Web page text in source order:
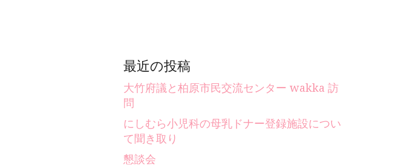
最近の投稿
大竹府議と柏原市民交流センター wakka 訪
問
にしむら小児科の母乳ドナー登録施設につい
て聞き取り
懇談会